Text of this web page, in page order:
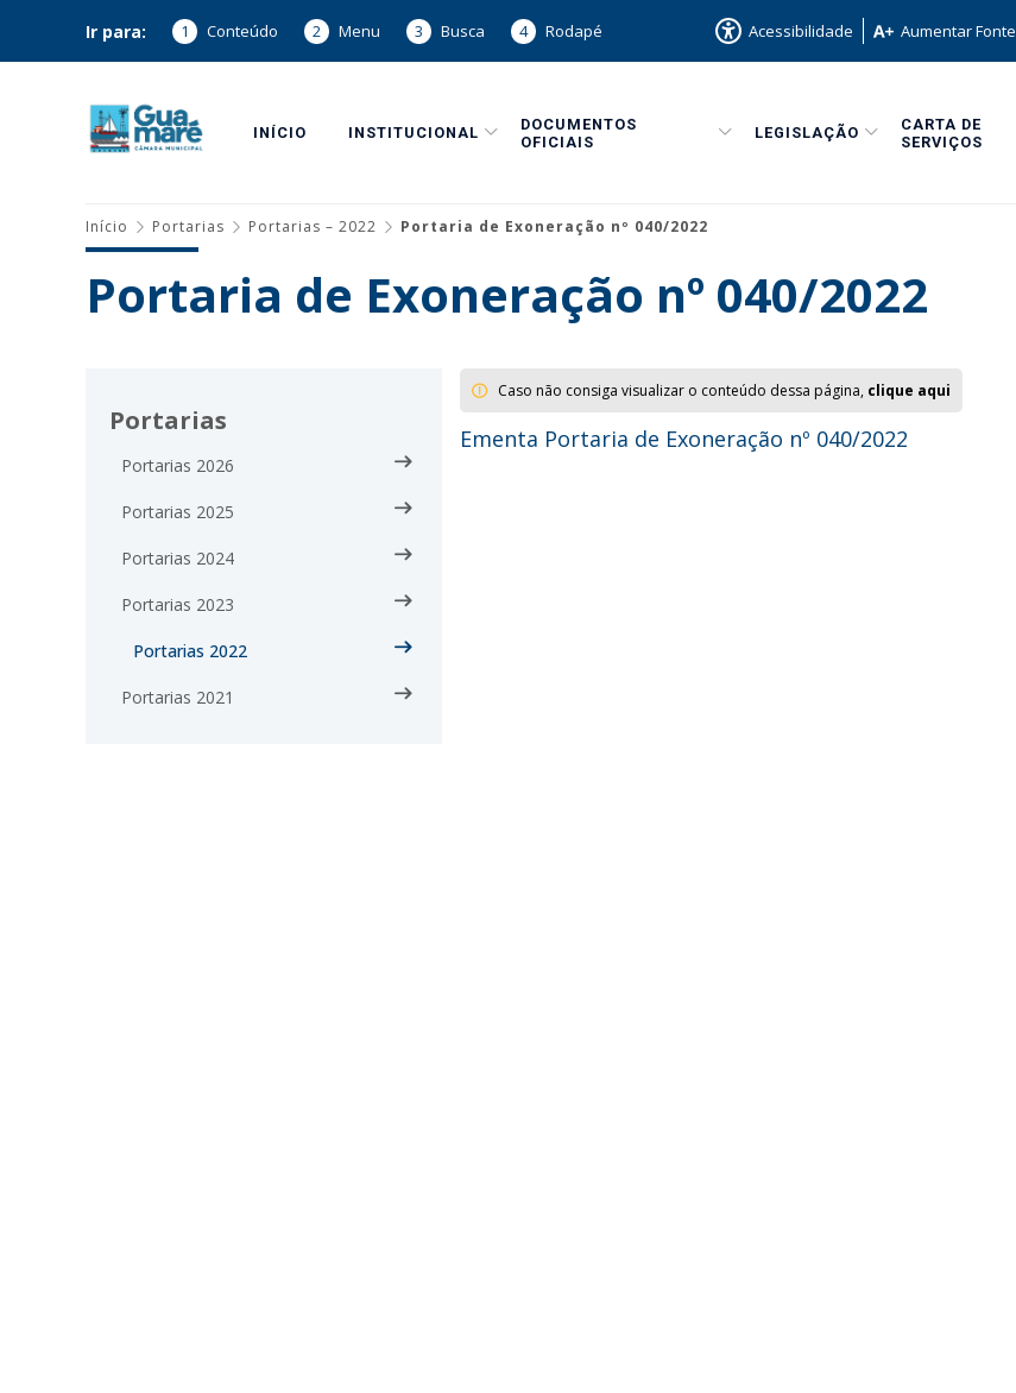
Ir para: 1 Conteúdo 2 Menu 3 Busca 4 Rodapé Acessibilidade Aumentar Fonte
INÍCIO INSTITUCIONAL
DOCUMENTOS
OFICIAIS
LEGISLAÇÃO
CARTA DE
SERVIÇOS
Início Portarias Portarias – 2022 Portaria de Exoneração nº 040/2022
Portaria de Exoneração nº 040/2022
Portarias
Portarias 2026
Portarias 2025
Portarias 2024
Portarias 2023
Portarias 2022
Portarias 2021
Caso não consiga visualizar o conteúdo dessa página, clique aqui
Ementa Portaria de Exoneração nº 040/2022